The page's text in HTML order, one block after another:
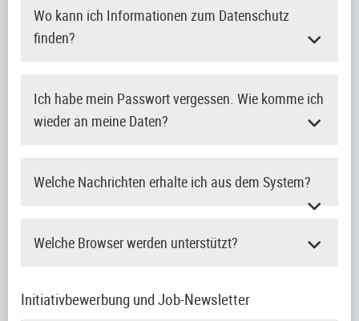
Wo kann ich Informationen zum Datenschutz
finden?
Ich habe mein Passwort vergessen. Wie komme ich
wieder an meine Daten?
Welche Nachrichten erhalte ich aus dem System?
Welche Browser werden unterstützt?
Initiativbewerbung und Job-Newsletter